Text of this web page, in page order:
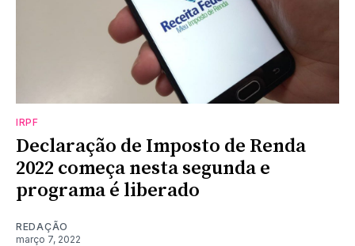
IRPF
Declaração de Imposto de Renda
2022 começa nesta segunda e
programa é liberado
REDAÇÃO
março 7, 2022